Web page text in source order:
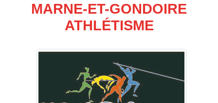
MARNE-ET-GONDOIRE
ATHLÉTISME